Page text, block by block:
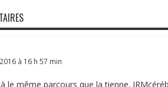
à 16 h 57 min
le même parcours que la tienne.